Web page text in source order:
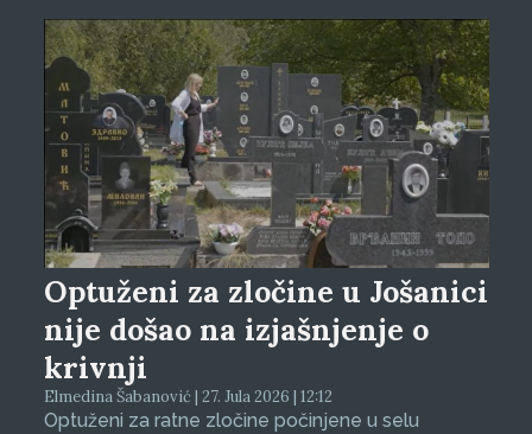
Optuženi za zločine u Jošanici
nije došao na izjašnjenje o
krivnji
Elmedina Šabanović | 27. Jula 2026 | 12:12
Optuženi za ratne zločine počinjene u selu